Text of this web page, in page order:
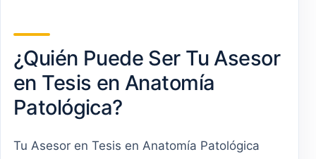
¿Quién Puede Ser Tu Asesor
en Tesis en Anatomía
Patológica?
Tu Asesor en Tesis en Anatomía Patológica